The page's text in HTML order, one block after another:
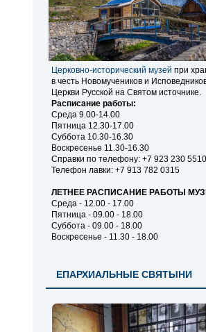
Церковно-исторический музей при
в честь Новомучеников и
Церкви Русской на Святом источнике.
Расписание работы:
Среда 9.00-14.00
Пятница 12.30-17.00
Суббота 10.30-16.30
Воскресенье 11.30-16.30
Справки по телефону: +7 923 230 5510
Телефон лавки: +7 913 782 0315
ЛЕТНЕЕ РАСПИСАНИЕ РАБОТЫ
Среда - 12.00 - 17.00
Пятница - 09.00 - 18.00
Суббота - 09.00 - 18.00
Воскресенье - 11.30 - 18.00
ЕПАРХИАЛЬНЫЕ СВЯТЫНИ